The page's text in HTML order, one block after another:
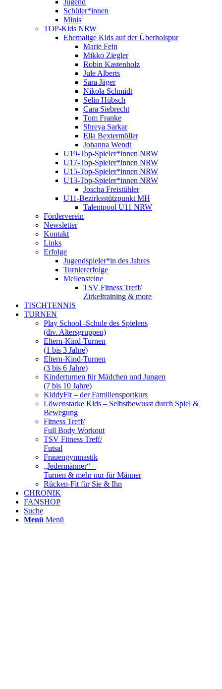
Jugend
Schüler*innen
Minis
TOP-Kids NRW
Ehemalige Kids auf der Überholspur
Marie Fein
Mikko Ziegler
Robin Kastenholz
Jule Alberts
Sara Jäger
Nikola Schmidt
Selin Hübsch
Cara Siebrecht
Tom Franke
Shreya Sarkar
Ella Bextermöller
Johanna Wendt
U19-Top-Spieler*innen NRW
U17-Top-Spieler*innen NRW
U15-Top-Spieler*innen NRW
U13-Top-Spieler*innen NRW
Joscha Freistühler
U11-Bezirksstützpunkt MH
Talentpool U11 NRW
Förderverein
Newsletter
Kontakt
Links
Erfolge
Jugendspieler*in des Jahres
Turniererfolge
Meilensteine
TSV Fitness Treff/
Zirkeltraining & more
TISCHTENNIS
TURNEN
Play School -Schule des Spielens
(div. Altersgruppen)
Eltern-Kind-Turnen
(1 bis 3 Jahre)
Eltern-Kind-Turnen
(3 bis 6 Jahre)
Kinderturnen für Mädchen und Jungen
(7 bis 10 Jahre)
KiddyFit – der Familiensportkurs
Löwenstarke Kids – Selbstbewusst durch Spiel &
Bewegung
Fitness Treff/
Full Body Workout
TSV Fitness Treff/
Futsal
Frauengymnastik
„Jedermänner“ –
Turnen & mehr nur für Männer
Rücken-Fit für Sie & Ihn
CHRONIK
FANSHOP
Suche
Menü Menü